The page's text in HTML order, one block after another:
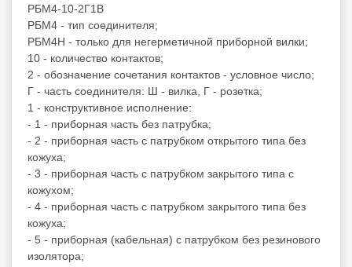
РБМ4-10-2Г1В
РБМ4 - тип соединителя;
РБМ4Н - только для негерметичной приборной вилки;
10 - количество контактов;
2 - обозначение сочетания контактов - условное число;
Г - часть соединителя: Ш - вилка, Г - розетка;
1 - конструктивное исполнение:
- 1 - приборная часть без патрубка;
- 2 - приборная часть с патрубком открытого типа без
кожуха;
- 3 - приборная часть с патрубком закрытого типа с
кожухом;
- 4 - приборная часть с патрубком закрытого типа без
кожуха;
- 5 - приборная (кабельная) с патрубком без резинового
изолятора;